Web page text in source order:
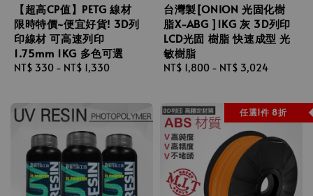
【超高CP值】PETG 線材
限時特價~便宜好貨! 3D列
印線材 可高速列印
1.75mm 1KG 多色可選
Regular
NT$ 330 - NT$ 1,330
台灣製[ONION 光固化樹
脂X-ABG ]1KG 灰 3D列印
LCD光固 樹脂 快速成型 光
敏樹脂
Regular
NT$ 1,800 - NT$ 3,024
任選1件 8折